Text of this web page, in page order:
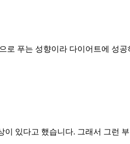
푸는 성향이라 다이어트에 성
있다고 했습니다. 그래서 그런